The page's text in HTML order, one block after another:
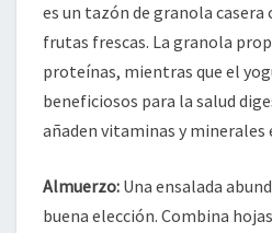
es un tazón de granola
frutas frescas. La granola
proteínas, mientras que el
beneficiosos para la salud
añaden vitaminas y minerales
Almuerzo: Una ensalada
buena elección. Combina